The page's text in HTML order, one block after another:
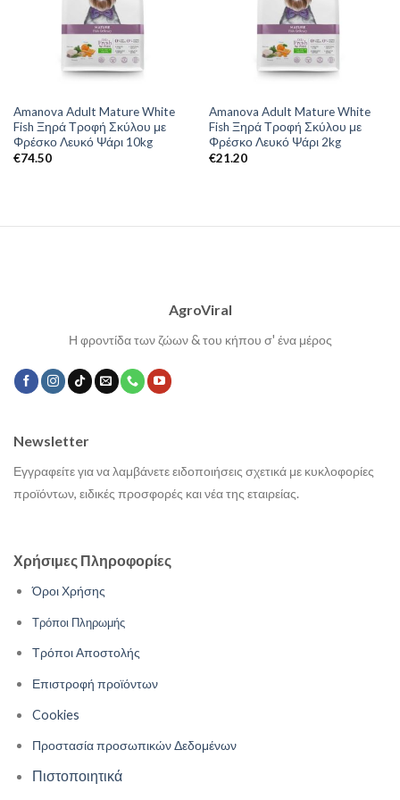
Amanova Adult Mature White
Fish Ξηρά Τροφή Σκύλου με
Φρέσκο Λευκό Ψάρι 10kg
€74.50
Amanova Adult Mature White
Fish Ξηρά Τροφή Σκύλου με
Φρέσκο Λευκό Ψάρι 2kg
€21.20
AgroViral
Η φροντίδα των ζώων & του κήπου σ' ένα μέρος
Χρήσιμες Πληροφορίες
Όροι Χρήσης
Τρόποι Πληρωμής
Τρόποι Αποστολής
Επιστροφή προϊόντων
Cookies
Προστασία προσωπικών Δεδομένων
Πιστοποιητικά
Newsletter
Εγγραφείτε για να λαμβάνετε ειδοποιήσεις σχετικά με κυκλοφορίες
προϊόντων, ειδικές προσφορές και νέα της εταιρείας.